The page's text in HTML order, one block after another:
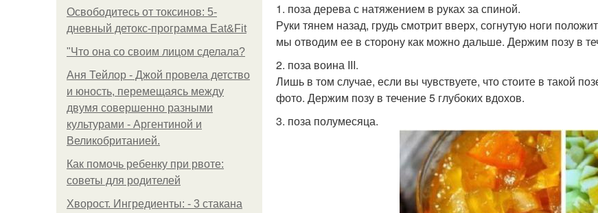
Освободитесь от токсинов: 5-
дневный детокс-программа Eat&Fit
"Что она со своим лицом сделала?
Аня Тейлор - Джой провела детство
и юность, перемещаясь между
двумя совершенно разными
культурами - Аргентиной и
Великобританией.
Как помочь ребенку при рвоте:
советы для родителей
Хворост. Ингредиенты: - 3 стакана
1. поза дерева с натяжением в руках за спиной.
Руки тянем назад, грудь смотрит вверх, согнутую ноги
мы отводим ее в сторону как можно дальше. Держим позу в
2. поза воина III.
Лишь в том случае, если вы чувствуете, что стоите в такой
фото. Держим позу в течение 5 глубоких вдохов.
3. поза полумесяца.